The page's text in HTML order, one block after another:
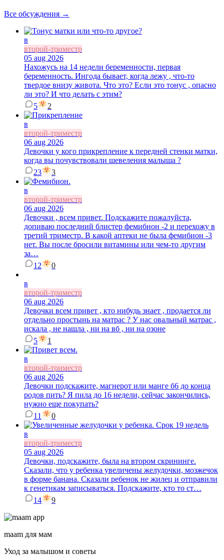
Все обсуждения →
в
второй-триместр
05 aug 2026
Нахожусь на 14 недели беременности, первая
беременность. Ингода бывает, когда лежу , что-то
твердое внизу живота. Что это? Если это тонус , опасно
ли это? И что делать с этим?
5
2
в
второй-триместр
06 aug 2026
Девочки у кого прикрепление к передней стенки матки,
когда вы почувствовали шевеления малыша ?
23
3
в
второй-триместр
06 aug 2026
Девочки , всем привет. Подскажите пожалуйста,
допиваю последний блистер фемибион -2 и перехожу в
третий триместр. В какой аптеки не была фемибион -3
нет. Вы после бросили витамины или чем-то другим
за…
12
0
в
второй-триместр
06 aug 2026
Девочки всем привет , кто нибудь знает , продается ли
отдельно простынь на матрас ? У нас овальный матрас ,
искала , не нашла , ни на вб , ни на озоне
5
1
в
второй-триместр
06 aug 2026
Девочки подскажите, магнерот или манге б6 до конца
родов пить? Я пила до 16 недели, сейчас закончились,
нужно еще покупать?
11
0
в
второй-триместр
05 aug 2026
Девочки, подскажите, была на втором скрининге.
Сказали, что у ребенка увеличены желудочки, мозжечок
в форме банана. Сказали ребенок не жилец и отправили
к генетикам записываться. Подскажите, кто то ст…
14
9
maam для мам
Уход за малышом и советы